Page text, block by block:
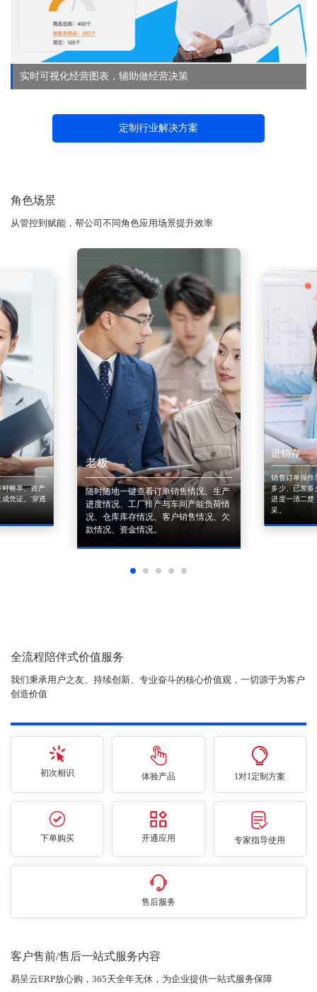
实时可视化经营图表，辅助做经营决策
定制行业解决方案
角色场景
从管控到赋能，帮公司不同角色应用场景提升效率
账单、资产
凭证。'穿透
老板
随时随地一键查看订单销售情况、生产
进度情况、工厂排产与车间产能负荷情
况、仓库库存情况、客户销售情况、欠
款情况、资金情况。
进销存
销售订单操作
多少、已发多
进度一清二楚
采。
全流程陪伴式价值服务
我们秉承用户之友、持续创新、专业奋斗的核心价值观，一切源于为客户
创造价值
初次相识 体验产品 1对1定制方案
下单购买 开通应用 专家指导使用
售后服务
客户售前/售后一站式服务内容
易呈云ERP放心购，365天全年无休，为企业提供一站式服务保障